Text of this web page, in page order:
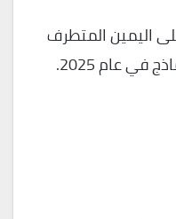
اليمين المتطرف
عام 2025.